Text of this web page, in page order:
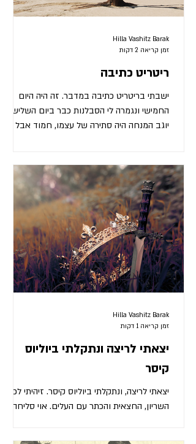
ריטריט כתיבה
ישבתי בריטריט כתיבה במדבר. זה היה היום
החמישי ונגמרה לי הסבלנות כבר ביום השלישי.
יוגב המנחה היה סתירה של עצמו, חמוד אבל
הדיו בעֵטים, אבל הוא רק המשיך לדַרבֵּק -
"תכתבו, לא לעצור, תכתבו!" באותו היום החמישי
הוא הוציא אותנו לכתוב 'עם אלמנטים של טבע'.
אני ראיתי בעיקר אלמנטים של שממה. אולי עץ
אחד היה. לכולם כבר היתה בּונקלֶ'ה באצבע
האמצעית, מהעט, הכתף היתה תפוסה, הצוואר
החל להיתקע, ואני חושבת שה
Hilla Vashitz Barak
זמן קריאה 2 דקות
יצאתי לריצה ונתקלתי ביוליוס
קיסר
יצאתי לריצה, ונתקלתי ביוליוס קיסר. זיהיתי לפי
השריון, החצאית והכתר עם העלים. אוי סליחה,
Hilla Vashitz Barak
זמן קריאה 1 דקות